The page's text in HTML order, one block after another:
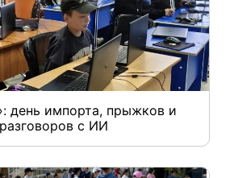
день импорта, прыжков и
разговоров с ИИ